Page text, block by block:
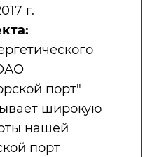
г.
порт"
широкую
нашей
порт